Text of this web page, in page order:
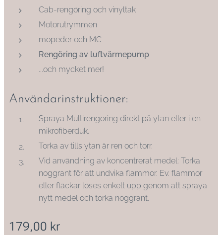
Cab-rengöring och vinyltak
Motorutrymmen
mopeder och MC
Rengöring av luftvärmepump
...och mycket mer!
Användarinstruktioner:
Spraya Multirengöring direkt på ytan eller i en
mikrofiberduk.
Torka av tills ytan är ren och torr.
Vid användning av koncentrerat medel: Torka
noggrant för att undvika flammor. Ev. flammor
eller fläckar löses enkelt upp genom att spraya
nytt medel och torka noggrant.
179,00 kr